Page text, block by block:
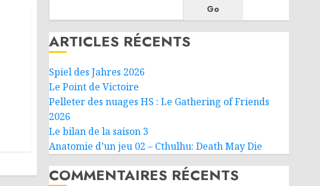
Go
ARTICLES RÉCENTS
Spiel des Jahres 2026
Le Point de Victoire
Pelleter des nuages HS : Le Gathering of Friends
2026
Le bilan de la saison 3
Anatomie d’un jeu 02 – Cthulhu: Death May Die
COMMENTAIRES RÉCENTS